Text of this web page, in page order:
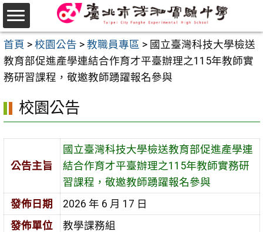
跳
至
主
要
內
首頁 > 校園公告 > 教職員專區 > 國立臺灣科技大學檢送
教育部促進產學連結合作育才平臺辦理之115年教師實
務研習課程，敬邀教師踴躍報名參與
校園公告
公告主旨
國立臺灣科技大學檢送教育部促進產學連
結合作育才平臺辦理之115年教師實務研
習課程，敬邀教師踴躍報名參與
發佈日期
2026 年 6 月 17 日
發佈單位
教學課務組
選
單